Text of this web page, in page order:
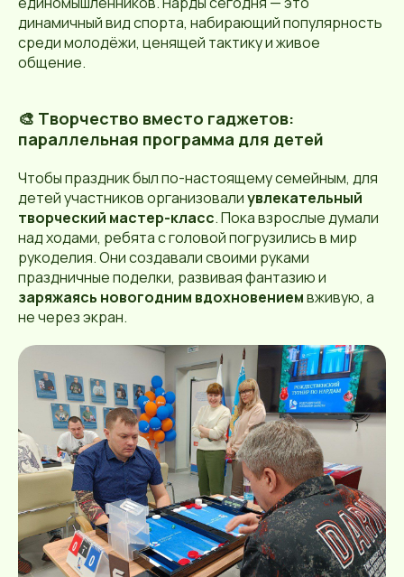
динамичный вид спорта, набирающий популярность
среди молодёжи, ценящей тактику и живое
общение.
🎨 Творчество вместо гаджетов:
параллельная программа для детей
Чтобы праздник был по-настоящему семейным, для
детей участников организовалиувлекательный
творческий мастер-класс. Пока взрослые думали
над ходами, ребята с головой погрузились в мир
рукоделия. Они создавали своими руками
праздничные поделки, развивая фантазию и
заряжаясь новогодним вдохновениемвживую, а
не через экран.